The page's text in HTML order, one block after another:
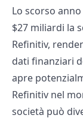
Lo scorso
$27 miliardi la
Refinitiv,
dati finanziari
apre
Refinitiv nel
società può